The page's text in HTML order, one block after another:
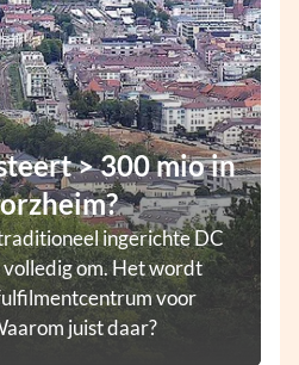
> 300 mio in
ingerichte DC
om. Het wordt
voor
juist daar?